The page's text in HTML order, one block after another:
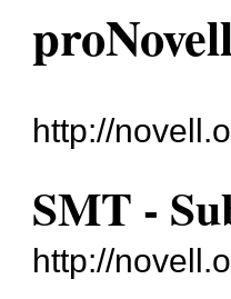
http://
SMT -
http://